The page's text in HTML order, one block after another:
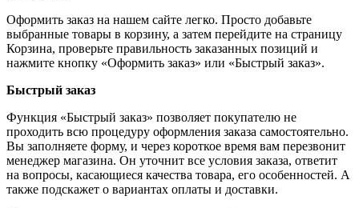
Оформить заказ на нашем сайте легко. Просто добавьте
выбранные товары в корзину, а затем перейдите на страницу
Корзина, проверьте правильность заказанных позиций и
нажмите кнопку «Оформить заказ» или «Быстрый заказ».
Быстрый заказ
Функция «Быстрый заказ» позволяет покупателю не
проходить всю процедуру оформления заказа самостоятельно.
Вы заполняете форму, и через короткое время вам перезвонит
менеджер магазина. Он уточнит все условия заказа, ответит
на вопросы, касающиеся качества товара, его особенностей. А
также подскажет о вариантах оплаты и доставки.